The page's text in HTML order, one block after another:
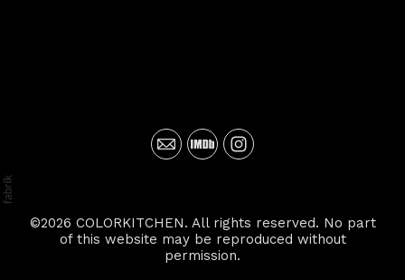
©2026 COLORKITCHEN. All rights reserved. No part
of this website may be reproduced without
permission.